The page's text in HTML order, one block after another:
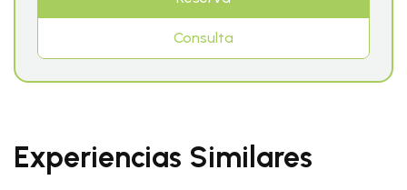
Consulta
Experiencias Similares